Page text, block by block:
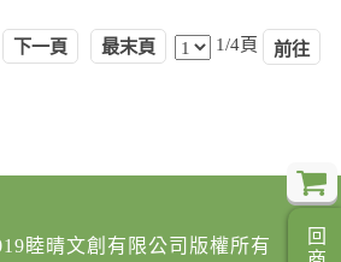
下一頁 最末頁 1/4頁
睦晴文創有限公司版權所有